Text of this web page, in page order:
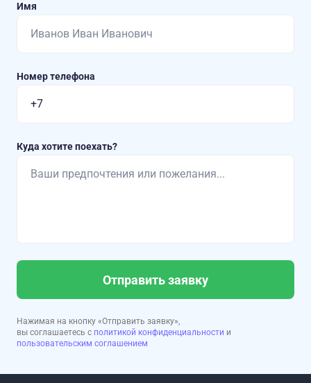
Имя
Номер телефона
Куда хотите поехать?
Отправить заявку
Нажимая на кнопку «Отправить заявку»,
вы соглашаетесь с политикой конфиденциальности и
пользовательским соглашением